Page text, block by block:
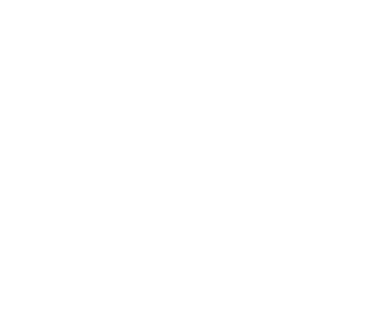
der venter jer:
århundrede, der giver et indblik i den lokale
Her kan I tage en rolig stund og nyde
fra Furreby, finder I den berømte Løkken
er fyldt med caféer og butikker,
ligger Børglum Kloster, der er en tidligere
et indblik i middelalderens historie og
seværdigheder i regionen er Rubjerg
oplevelse at se det oppefra, hvor I får en